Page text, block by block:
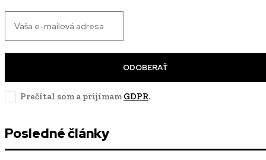
ODOBERAŤ
Prečítal som a prijímam GDPR.
Posledné články